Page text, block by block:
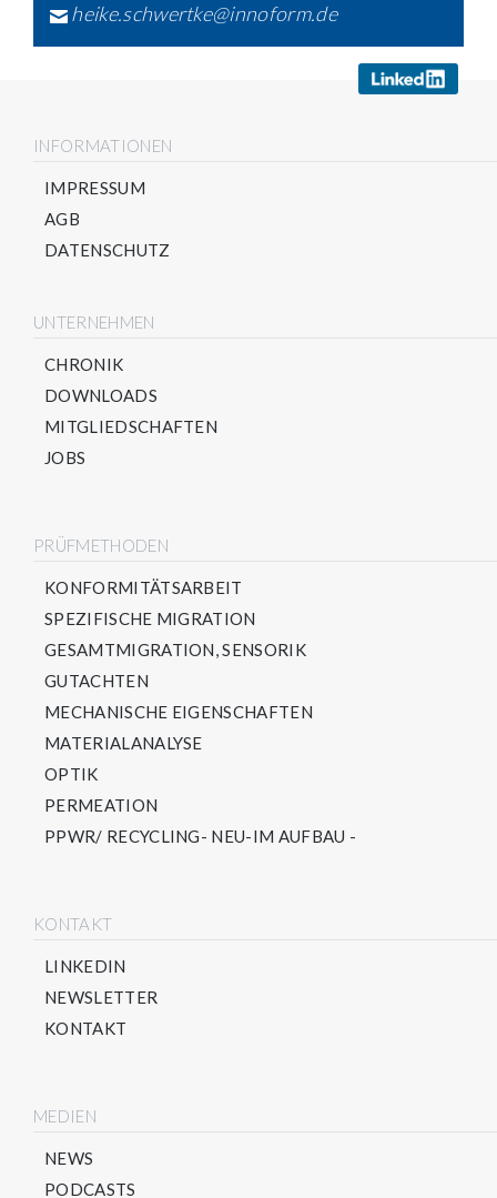
heike.schwertke@innoform.de
INFORMATIONEN
IMPRESSUM
AGB
DATENSCHUTZ
UNTERNEHMEN
CHRONIK
DOWNLOADS
MITGLIEDSCHAFTEN
JOBS
PRÜFMETHODEN
KONFORMITÄTSARBEIT
SPEZIFISCHE MIGRATION
GESAMTMIGRATION, SENSORIK
GUTACHTEN
MECHANISCHE EIGENSCHAFTEN
MATERIALANALYSE
OPTIK
PERMEATION
PPWR/ RECYCLING- NEU-IM AUFBAU -
KONTAKT
LINKEDIN
NEWSLETTER
KONTAKT
MEDIEN
NEWS
PODCASTS